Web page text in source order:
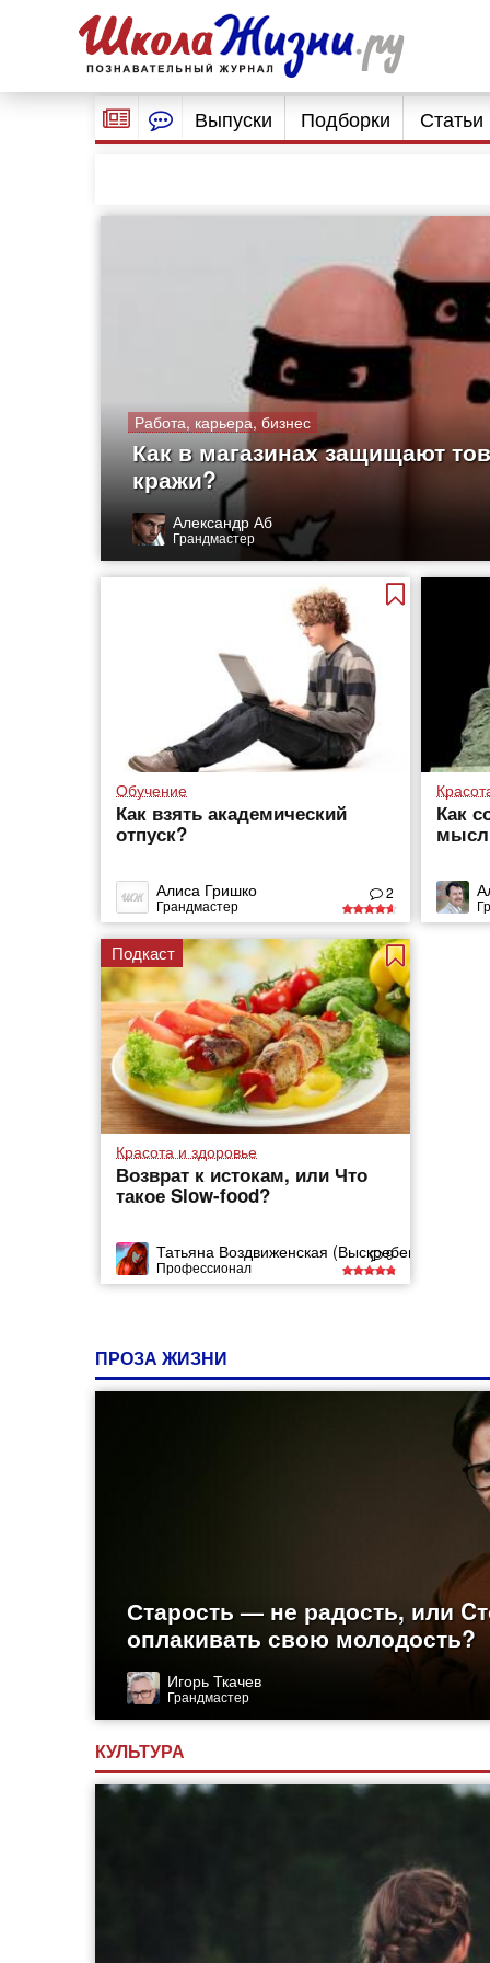
Выпуски Подборки Статьи
Работа, карьера, бизнес
Как в магазинах защищают
кражи?
Александр Аб
Грандмастер
Обучение
Как взять академический
отпуск?
Алиса Гришко
Грандмастер
2
Как
Подкаст
Красота и здоровье
Возврат к истокам, или Что
такое Slow-food?
Татьяна Воздвиженская (Выскребенцева)
Профессионал
9
ПРОЗА ЖИЗНИ
Старость — не радость, или
оплакивать свою молодость?
Игорь Ткачев
Грандмастер
КУЛЬТУРА